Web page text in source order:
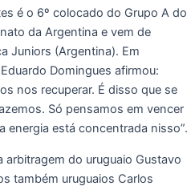
é o 6º colocado do Grupo A do
da Argentina e vem de
Juniors (Argentina). Em
Domingues afirmou:
nos recuperar. É disso que se
Só pensamos em vencer
energia está concentrada nisso”.
arbitragem do uruguaio Gustavo
também uruguaios Carlos